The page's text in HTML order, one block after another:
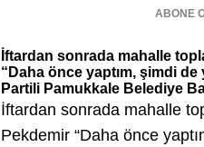
ABONE
İftardan sonrada mahalle
“Daha önce yaptım, şimdi
Partili Pamukkale Belediye
İftardan sonrada mahalle
Pekdemir “Daha önce